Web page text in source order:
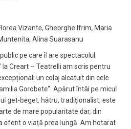
Vizante, Gheorghe Ifrim, Maria
Alina Suarasanu
pe care îl are spectacolul
la Creart – Teatrelli am scris pentru
un colaj alcatuit din cele
Gorobete”. Apărut întâi pe micul
get-beget, hâtru, tradiționalist, este
de mare popularitate dar, din
oferit o viață prea lungă. Am hotarat